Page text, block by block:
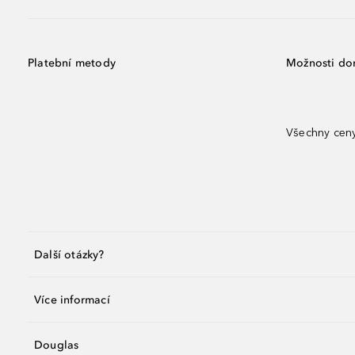
Platební metody Možnosti
Všechny
Další otázky?
Více informací
Douglas